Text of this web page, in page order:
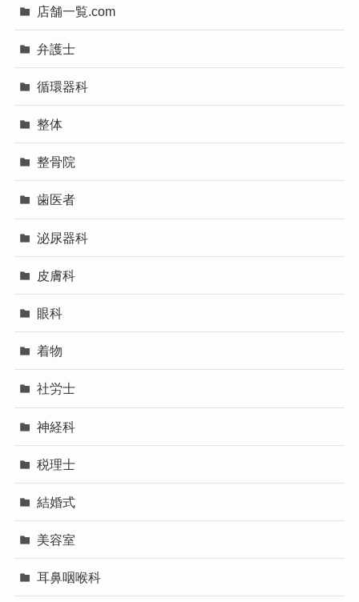
店舗一覧.com
弁護士
循環器科
整体
整骨院
歯医者
泌尿器科
皮膚科
眼科
着物
社労士
神経科
税理士
結婚式
美容室
耳鼻咽喉科